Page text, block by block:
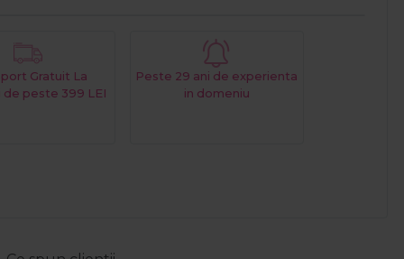
Gratuit La
de peste 399 LEI
Peste 29 ani de experienta
in domeniu